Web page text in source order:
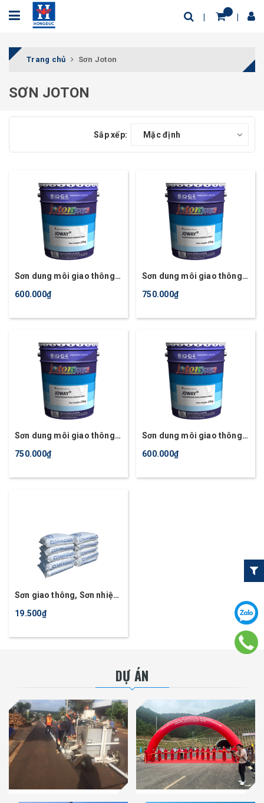
Trang chủ Sơn Joton
SƠN JOTON
Sắp xếp: Mặc định
Sơn dung môi giao thông
phản quang, Joway màu
600.000₫
Sơn dung môi giao thông
phản quang, Joway màu
750.000₫
Sơn dung môi giao thông
phản quang, Joway màu đỏ
750.000₫
Sơn dung môi giao thông
phản quang, Joway màu
600.000₫
Sơn giao thông, Sơn nhiệt
dẻo phản quang, sơn
đường hiệu Joline, hãng
19.500₫
DỰ ÁN